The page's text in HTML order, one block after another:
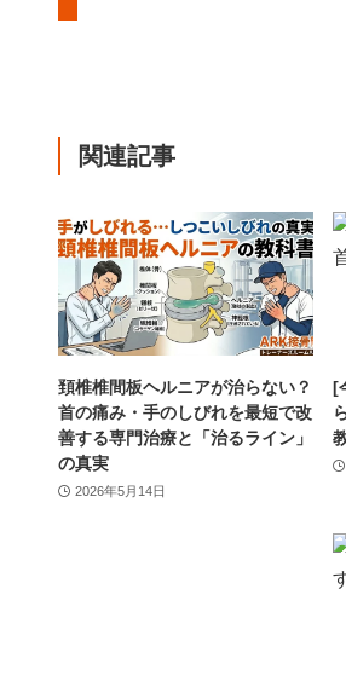
関連記事
頚椎椎間板ヘルニアが治らない？
首の痛み・手のしびれを最短で改
善する専門治療と「治るライン」
の真実
2026年5月14日
[